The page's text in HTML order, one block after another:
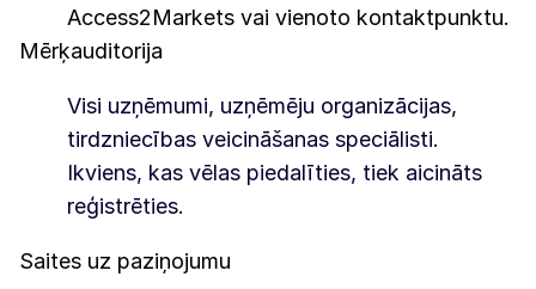
Access2Markets vai vienoto kontaktpunktu.
Mērķauditorija
Visi uzņēmumi, uzņēmēju organizācijas,
tirdzniecības veicināšanas speciālisti.
Ikviens, kas vēlas piedalīties, tiek aicināts
reģistrēties.
Saites uz paziņojumu